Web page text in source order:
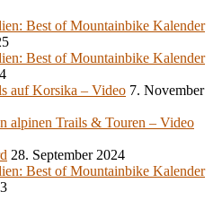
Best of Mountainbike Kalender
Best of Mountainbike Kalender
auf Korsika – Video 7. November
alpinen Trails & Touren – Video
28. September 2024
Best of Mountainbike Kalender